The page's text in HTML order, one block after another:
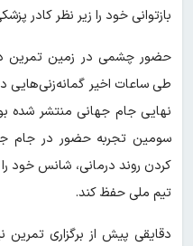
بازتوانی خود را زیر نظر کادر
حضور چشمی در زمین تمرین
طی ساعات اخیر گمانه‌زنی‌هایی
نهایی جام جهانی منتشر شده
سومین تجربه حضور در جام
تیم ملی حفظ کند.
دقایقی پیش از برگزاری تمرین